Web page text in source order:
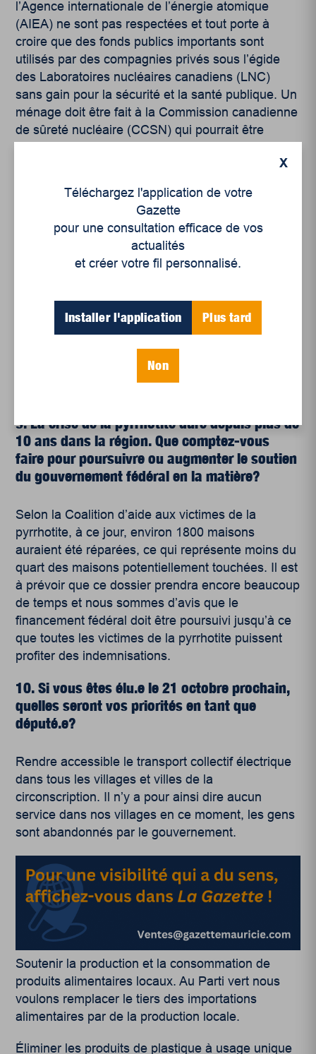
l’Agence internationale de l’énergie atomique
(AIEA) ne sont pas respectées et tout porte à
croire que des fonds publics importants sont
utilisés par des compagnies privés sous l’égide
des Laboratoires nucléaires canadiens (LNC)
sans gain pour la sécurité et la santé publique. Un
ménage doit être fait à la Commission canadienne
de sûreté nucléaire (CCSN) qui pourrait être
nucléaires et une surveillance serrée du secteur.
Ceci étant dit, une gestion complètement
écoresponsable des déchets nucléaires est
utopique compte tenu de la persistance de la
nucléaires de Gentilly 1 doivent être éloignés des
cours d’eau et stockés le plus sécuritairement
possible. Ce dossier démontre clairement que le
comporte de sérieux problèmes pour la sécurité et
9. La crise de la pyrrhotite dure depuis plus de
10 ans dans la région. Que comptez-vous
faire pour poursuivre ou augmenter le soutien
du gouvernement fédéral en la matière?
Selon la Coalition d’aide aux victimes de la
pyrrhotite, à ce jour, environ 1800 maisons
auraient été réparées, ce qui représente moins du
quart des maisons potentiellement touchées. Il est
à prévoir que ce dossier prendra encore beaucoup
de temps et nous sommes d’avis que le
financement fédéral doit être poursuivi jusqu’à ce
que toutes les victimes de la pyrrhotite puissent
profiter des indemnisations.
10. Si vous êtes élu.e le 21 octobre prochain,
quelles seront vos priorités en tant que
député.e?
Rendre accessible le transport collectif électrique
dans tous les villages et villes de la
circonscription. Il n’y a pour ainsi dire aucun
service dans nos villages en ce moment, les gens
sont abandonnés par le gouvernement.
Soutenir la production et la consommation de
produits alimentaires locaux. Au Parti vert nous
voulons remplacer le tiers des importations
alimentaires par de la production locale.
Éliminer les produits de plastique à usage unique
X
Téléchargez l'application de votre
Gazette
pour une consultation efficace de vos
actualités
et créer votre fil personnalisé.
Installer l'application Plus tard
Non